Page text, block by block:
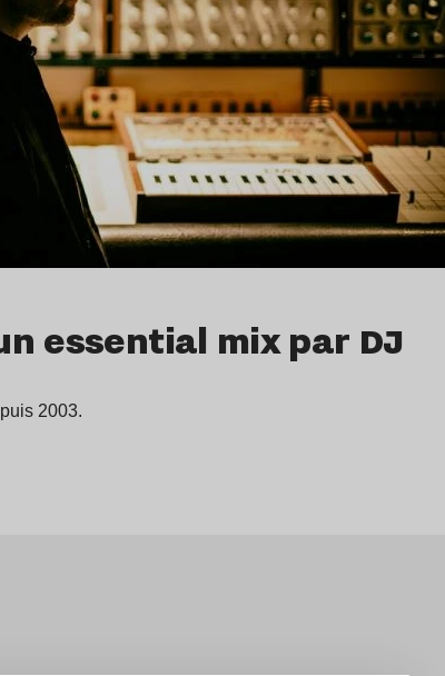
essential mix par DJ
2003.